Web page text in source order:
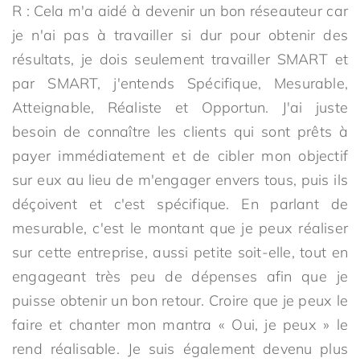
R : Cela m'a aidé à devenir un bon réseauteur car
je n'ai pas à travailler si dur pour obtenir des
résultats, je dois seulement travailler SMART et
par SMART, j'entends Spécifique, Mesurable,
Atteignable, Réaliste et Opportun. J'ai juste
besoin de connaître les clients qui sont prêts à
payer immédiatement et de cibler mon objectif
sur eux au lieu de m'engager envers tous, puis ils
déçoivent et c'est spécifique. En parlant de
mesurable, c'est le montant que je peux réaliser
sur cette entreprise, aussi petite soit-elle, tout en
engageant très peu de dépenses afin que je
puisse obtenir un bon retour. Croire que je peux le
faire et chanter mon mantra « Oui, je peux » le
rend réalisable. Je suis également devenu plus